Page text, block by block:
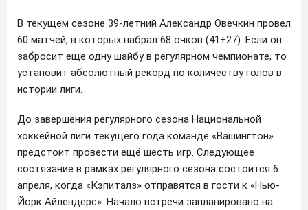
В текущем сезоне 39-летний Александр Овечкин провел
60 матчей, в которых набрал 68 очков (41+27). Если он
забросит еще одну шайбу в регулярном чемпионате, то
установит абсолютный рекорд по количеству голов в
истории лиги.
До завершения регулярного сезона Национальной
хоккейной лиги текущего года команде «Вашингтон»
предстоит провести ещё шесть игр. Следующее
состязание в рамках регулярного сезона состоится 6
апреля, когда «Кэпиталз» отправятся в гости к «Нью-
Йорк Айлендерс». Начало встречи запланировано на